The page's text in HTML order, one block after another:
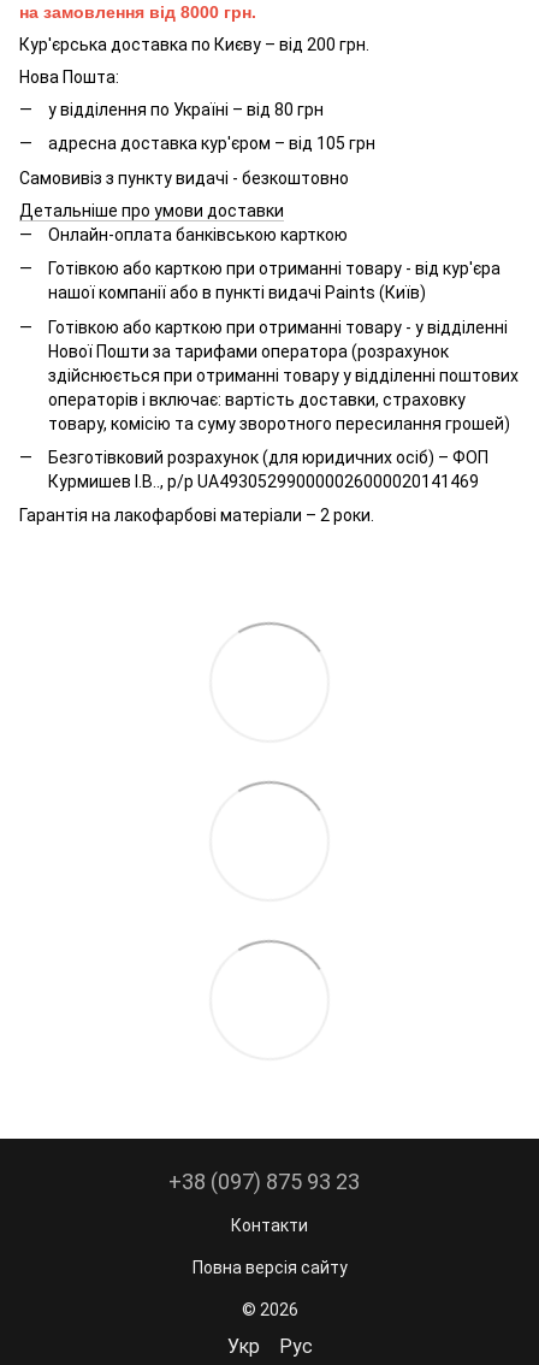
на замовлення від 8000 грн.
Кур'єрська доставка по Києву – від 200 грн.
Нова Пошта:
у відділення по Україні – від 80 грн
адресна доставка кур'єром – від 105 грн
Самовивіз з пункту видачі - безкоштовно
Детальніше про умови доставки
Онлайн-оплата банківською карткою
Готівкою або карткою при отриманні товару - від кур'єра
нашої компанії або в пункті видачі Paints (Київ)
Готівкою або карткою при отриманні товару - у відділенні
Нової Пошти за тарифами оператора (розрахунок
здійснюється при отриманні товару у відділенні поштових
операторів і включає: вартість доставки, страховку
товару, комісію та суму зворотного пересилання грошей)
Безготівковий розрахунок (для юридичних осіб) – ФОП
Курмишев І.В.., р/р UA493052990000026000020141469
Гарантія на лакофарбові матеріали – 2 роки.
+38 (097) 875 93 23
Контакти
Повна версія сайту
© 2026
Укр Рус